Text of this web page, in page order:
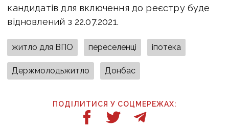
кандидатів для включення до реєстру буде
відновлений з 22.07.2021.
житло для ВПО переселенці іпотека
Держмолодьжитло Донбас
ПОДІЛИТИСЯ У СОЦМЕРЕЖАХ: